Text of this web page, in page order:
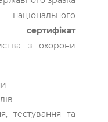
сертифікат
з охорони
тестування та